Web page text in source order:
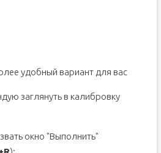
удобный вариант для вас
заглянуть в калибровку
окно "Выполнить"